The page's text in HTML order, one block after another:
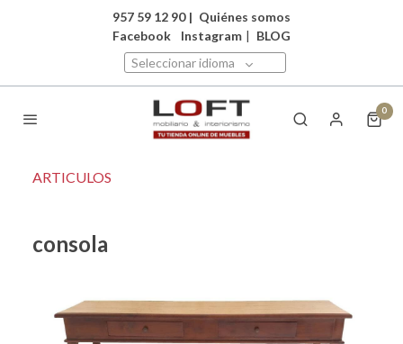
957 59 12 90 | Quiénes somos
Facebook
Instagram | BLOG
Seleccionar idioma
0
ARTICULOS
consola